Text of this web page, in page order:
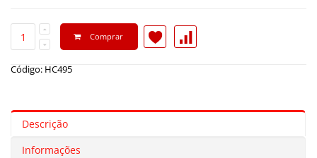
Comprar
Código: HC495
Descrição
Informações